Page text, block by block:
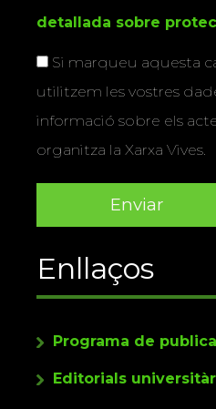
detallada sobre
Si marqueu aquesta
utilitzem les vostres
informació sobre els
organitza la Xarxa Vives.
Enllaços
Programa de
Editorials